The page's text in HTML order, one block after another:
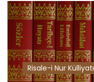
Risale-i Nur Külliyatı